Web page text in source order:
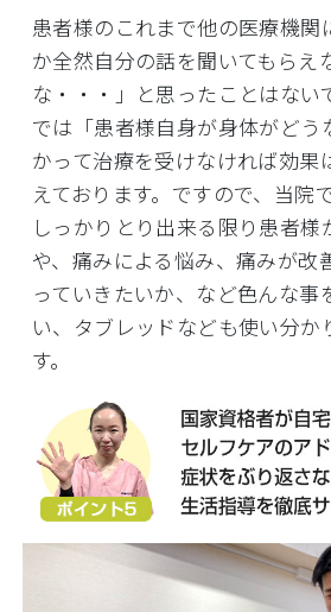
患者様のこれまで他の医療機関
か全然自分の話を聞いてもらえ
な・・・」と思ったことはない
では「患者様自身が身体がどう
かって治療を受けなければ効果
えております。ですので、当院
しっかりとり出来る限り患者様
や、痛みによる悩み、痛みが改
っていきたいか、など色んな事
い、タブレッドなども使い分か
す。